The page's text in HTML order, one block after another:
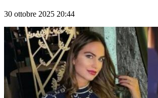
30 ottobre 2025 20:44